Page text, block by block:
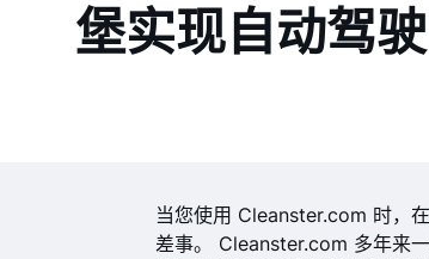
堡实现自动驾驶
当您使用 Cleanster.com 时，
差事。 Cleanster.com 多年来